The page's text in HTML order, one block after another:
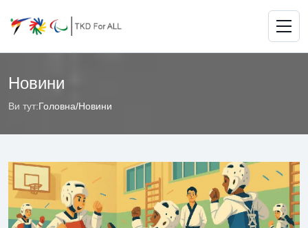
Новини
Ви тут: Головна/Новини